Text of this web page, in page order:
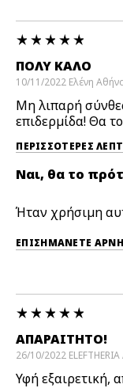
ΠΟΛΎ ΚΑΛΌ
10/11/2022 Ελένη
Μη λιπαρή
επιδερμίδα! Θα
ΠΕΡΙΣΣΌΤΕΡΕΣ
Ναι, θα το
Ήταν χρήσιμη
ΑΠΑΡΑΊΤΗΤΟ!
26/10/2022 ELEFTHERIA
Υφή εξαιρετική,